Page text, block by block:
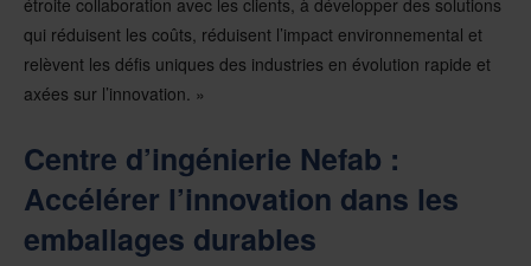
qui réduisent les coûts, réduisent l’impact environnemental et
relèvent les défis uniques des industries en évolution rapide et
axées sur l’innovation. »
Centre d’ingénierie Nefab :
Accélérer l’innovation dans les
emballages durables